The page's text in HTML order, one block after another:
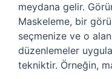
meydana gelir.
Maskeleme, bir
seçmenize ve o
düzenlemeler
tekniktir. Örneğin,